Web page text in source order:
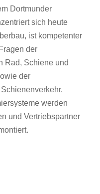
Dortmunder
sich heute
ist kompetenter
der
Rad, Schiene und
der
werden
und Vertriebspartner